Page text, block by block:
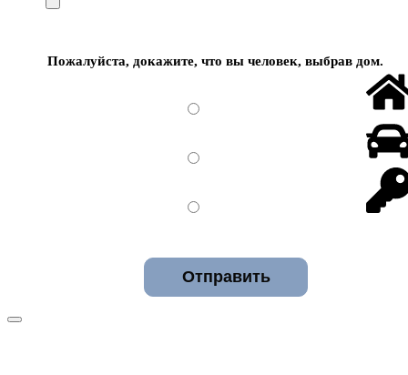
Пожалуйста, докажите, что вы человек, выбравдом.